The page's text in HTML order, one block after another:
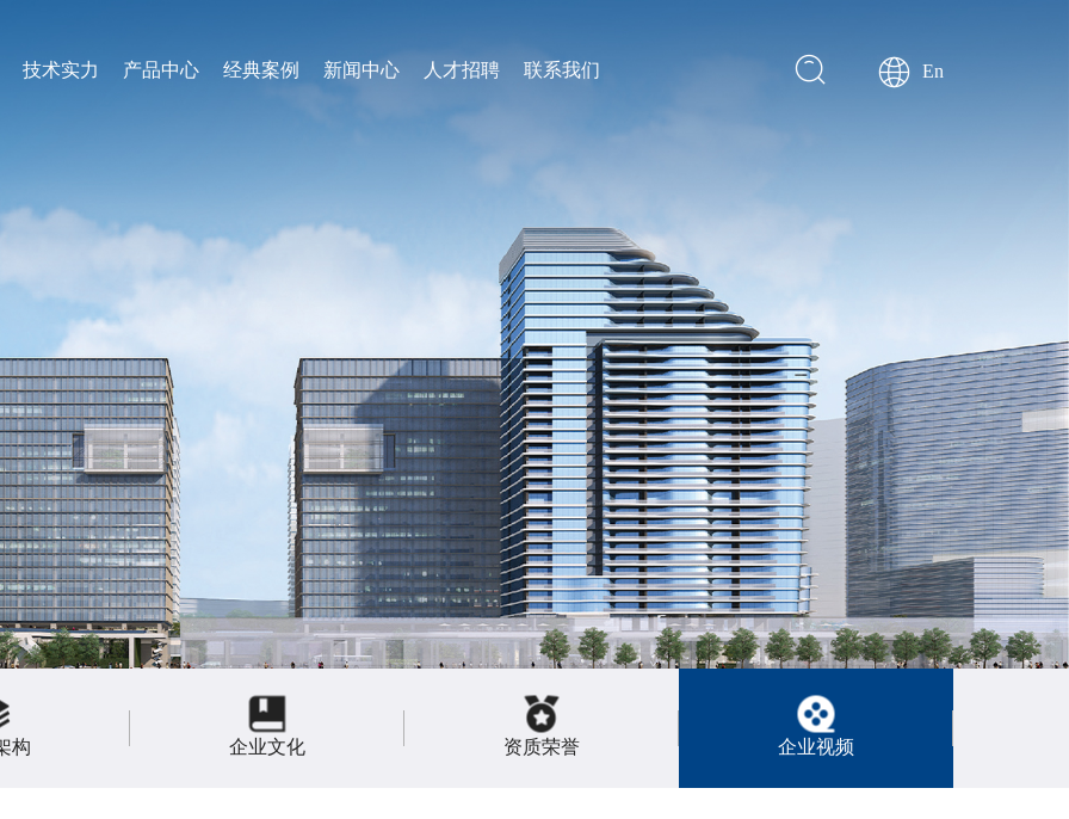
技术实力 产品中心 经典案例 新闻中心 人才招聘 联系我们 En
构 企业文化 资质荣誉 企业视频